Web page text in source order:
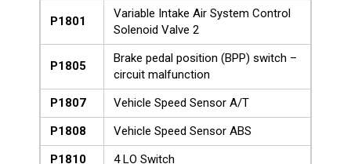
P1801
Variable Intake Air System Control
Solenoid Valve 2
P1805
Brake pedal position (BPP) switch –
circuit malfunction
P1807
Vehicle Speed Sensor A/T
P1808
Vehicle Speed Sensor ABS
P1810
4 LO Switch